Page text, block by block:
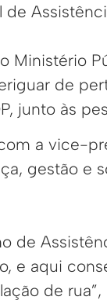
Ministério
de
junto às
a vice-
gestão e
de
e aqui
de